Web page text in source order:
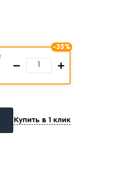
-35%
Купить в 1 клик